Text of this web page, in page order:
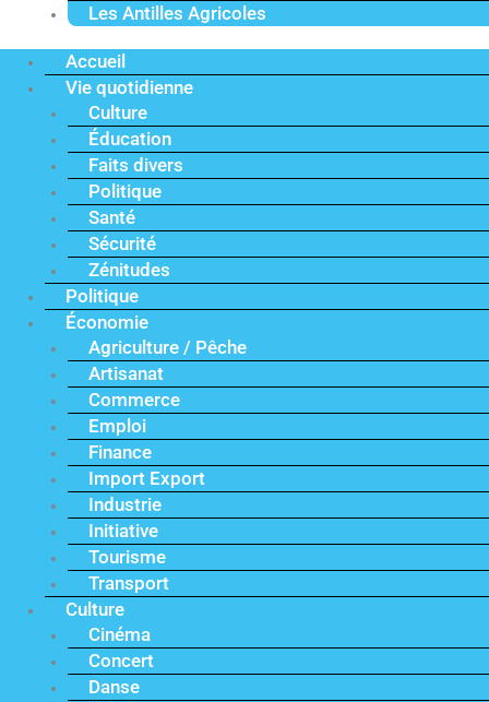
Les Antilles Agricoles
Accueil
Vie quotidienne
Culture
Éducation
Faits divers
Politique
Santé
Sécurité
Zénitudes
Politique
Économie
Agriculture / Pêche
Artisanat
Commerce
Emploi
Finance
Import Export
Industrie
Initiative
Tourisme
Transport
Culture
Cinéma
Concert
Danse